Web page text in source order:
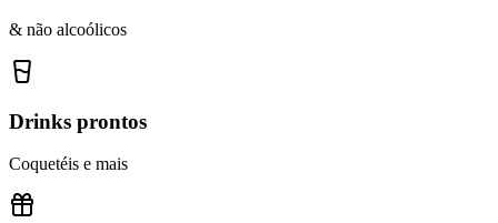
& não alcoólicos
Drinks prontos
Coquetéis e mais